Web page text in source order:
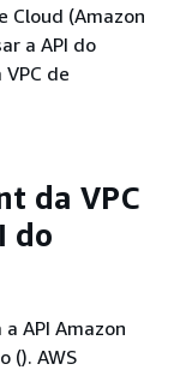
Cloud (Amazon
a API do
de
da VPC
do
API Amazon
(). AWS